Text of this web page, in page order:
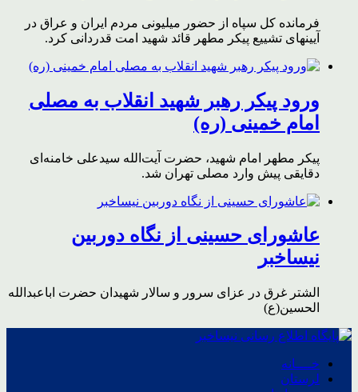
فرمانده کل سپاه از حضور میلیونی مردم ایران و عراق در
آیینهای تشییع پیکر مطهر قائد شهید امت قدردانی کرد.
ورود پیکر رهبر شهید انقلاب به مصلی
امام خمینی (ره)
پیکر مطهر امام شهید،‌ حضرت آیت‌الله سیدعلی خامنه‌ای
دقایقی پیش وارد مصلی تهران شد.
عاشورای حسینی از نگاه دوربین
نیساخبر
الشتر غرق در عزای سرور و سالار شهیدان حضرت اباعبدالله
الحسین(ع)
خــــانه
لرستان